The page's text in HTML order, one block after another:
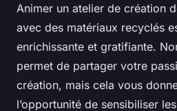
Animer un atelier de création
avec des matériaux recyclés
enrichissante et gratifiante.
permet de partager votre
création, mais cela vous
l’opportunité de sensibiliser